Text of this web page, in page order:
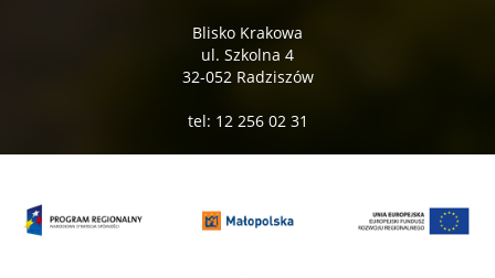
Blisko Krakowa
ul. Szkolna 4
32-052 Radziszów
tel: 12 256 02 31